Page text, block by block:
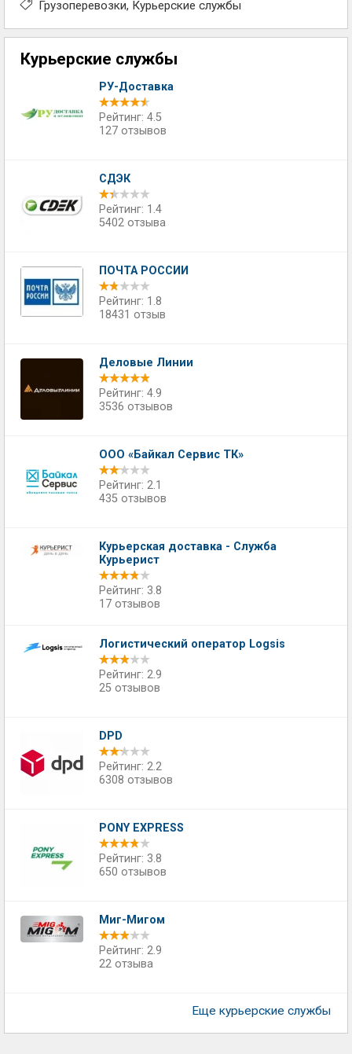
Грузоперевозки Курьерские службы
Курьерские службы
РУ-Доставка
Рейтинг: 4.5
127 отзывов
СДЭК
Рейтинг: 1.4
5402 отзыва
ПОЧТА РОССИИ
Рейтинг: 1.8
18431 отзыв
Деловые Линии
Рейтинг: 4.9
3536 отзывов
ООО «Байкал Сервис ТК»
Рейтинг: 2.1
435 отзывов
Курьерская доставка - Служба
Курьерист
Рейтинг: 3.8
17 отзывов
Логистический оператор Logsis
Рейтинг: 2.9
25 отзывов
DPD
Рейтинг: 2.2
6308 отзывов
PONY EXPRESS
Рейтинг: 3.8
650 отзывов
Миг-Мигом
Рейтинг: 2.9
22 отзыва
Еще курьерские службы